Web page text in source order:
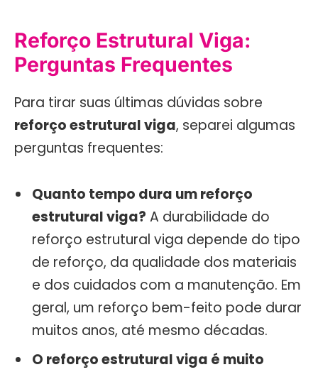
Reforço Estrutural Viga:
Perguntas Frequentes
Para tirar suas últimas dúvidas sobre
reforço estrutural viga, separei algumas
perguntas frequentes:
Quanto tempo dura um reforço
estrutural viga? A durabilidade do
reforço estrutural viga depende do tipo
de reforço, da qualidade dos materiais
e dos cuidados com a manutenção. Em
geral, um reforço bem-feito pode durar
muitos anos, até mesmo décadas.
O reforço estrutural viga é muito